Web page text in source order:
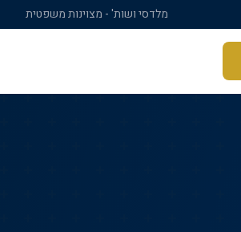
מלדסי ושות' - מצוינות משפטית